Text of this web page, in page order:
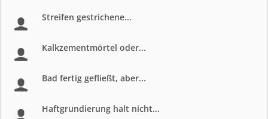
Streifen gestrichene...
Kalkzementmörtel oder...
Bad fertig gefließt, aber...
Haftgrundierung halt nicht...